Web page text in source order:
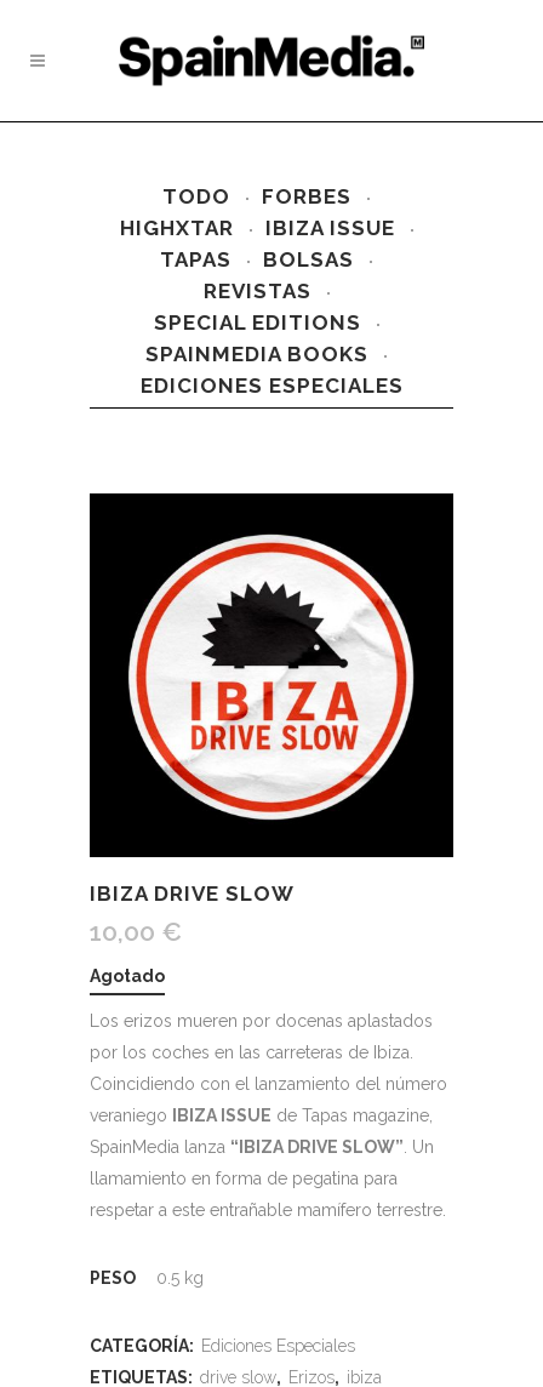
TODO
FORBES
HIGHXTAR
IBIZA ISSUE
TAPAS
BOLSAS
REVISTAS
SPECIAL EDITIONS
SPAINMEDIA BOOKS
EDICIONES ESPECIALES
IBIZA DRIVE SLOW
10,00 €
Agotado
Los erizos mueren por docenas aplastados
por los coches en las carreteras de Ibiza.
Coincidiendo con el lanzamiento del número
veraniego IBIZA ISSUE de Tapas magazine,
SpainMedia lanza “IBIZA DRIVE SLOW” . Un
llamamiento en forma de pegatina para
respetar a este entrañable mamífero terrestre.
PESO 0.5 kg
CATEGORÍA: Ediciones Especiales
ETIQUETAS: drive slow, Erizos, ibiza